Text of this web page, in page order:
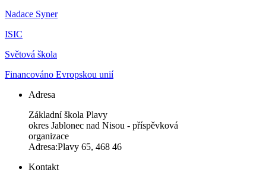
Nadace Syner
ISIC
Světová škola
Financováno Evropskou unií
Adresa
Základní škola Plavy
okres Jablonec nad Nisou - příspěvková
organizace
Adresa:Plavy 65, 468 46
Kontakt